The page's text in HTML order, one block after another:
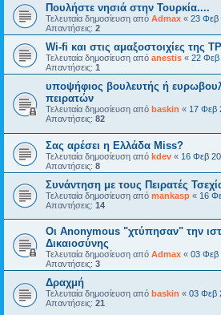
Πουλήστε νησιά στην Τουρκία....
Τελευταία δημοσίευση από Admax « 23 Φεβ
Απαντήσεις: 2
Wi-fi και στις αμαξοστοιχίες της
Τελευταία δημοσίευση από anestis « 22 Φεβ
Απαντήσεις: 1
υποψήφιος βουλευτής ή
πειρατών
Τελευταία δημοσίευση από baskin « 17 Φεβ
Απαντήσεις: 82
Σας αρέσει η Ελλάδα Miss?
Τελευταία δημοσίευση από kdev « 16 Φεβ
Απαντήσεις: 8
Συνάντηση με τους Πειρατές
Τελευταία δημοσίευση από mankasp « 16
Απαντήσεις: 14
Oι Anonymous "χτύπησαν" την
Δικαιοσύνης
Τελευταία δημοσίευση από Admax « 03 Φεβ
Απαντήσεις: 3
Δραχμή
Τελευταία δημοσίευση από baskin « 03 Φεβ
Απαντήσεις: 21